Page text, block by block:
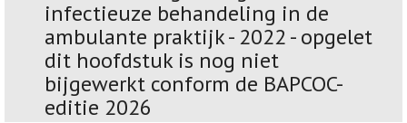
infectieuze behandeling in de
ambulante praktijk - 2022 - opgelet
dit hoofdstuk is nog niet
bijgewerkt conform de BAPCOC-
editie 2026